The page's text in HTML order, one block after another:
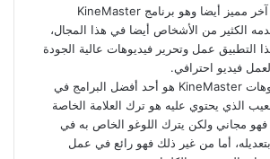
نتعرف على برنامج آخر مميز أيضا وهو برنامج KineMaster
الكثير من الأشخاص أيضا في هذا المجال،
التطبيق عمل وتحرير فيديوهات عالية الجودة
فيديو احترافي.
برنامج عمل الفيديوهات KineMaster هو أحد أفضل البرامج في
الذي يحتوي عليه هو ترك العلامة الخاصة
فهو مجاني ولكن يترك اللوغو الخاص به في
أما من غير ذلك فهو رائع في عمل